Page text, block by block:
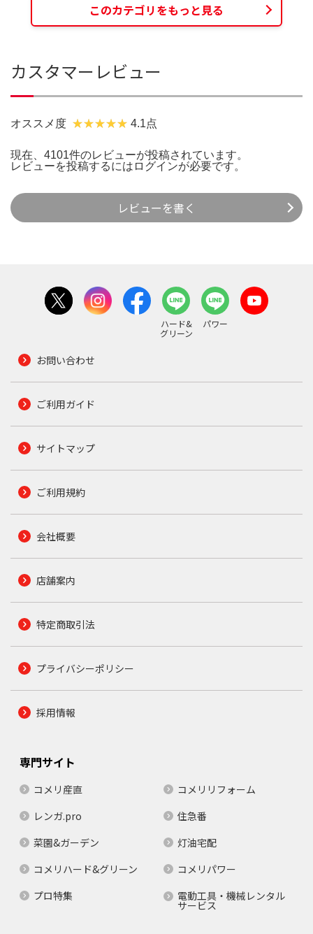
このカテゴリをもっと見る
カスタマーレビュー
オススメ度 4.1点
現在、4101件のレビューが投稿されています。
レビューを投稿するには ログインが必要です。
レビューを書く
ハード&
グリーン
パワー
お問い合わせ
ご利用ガイド
サイトマップ
ご利用規約
会社概要
店舗案内
特定商取引法
プライバシーポリシー
採用情報
専門サイト
コメリ産直
コメリリフォーム
レンガ.pro
住急番
菜園&ガーデン
灯油宅配
コメリハード&グリーン
コメリパワー
プロ特集
電動工具・機械レンタル
サービス